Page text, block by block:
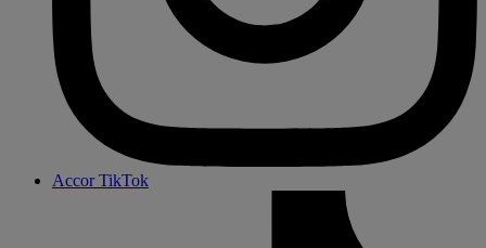
Accor TikTok